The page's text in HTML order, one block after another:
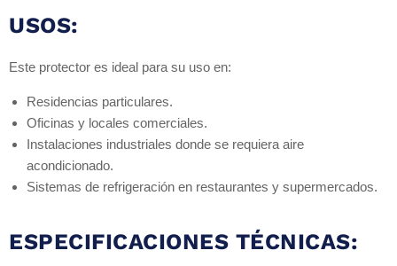
USOS:
Este protector es ideal para su uso en:
Residencias particulares.
Oficinas y locales comerciales.
Instalaciones industriales donde se requiera aire
acondicionado.
Sistemas de refrigeración en restaurantes y supermercados.
ESPECIFICACIONES TÉCNICAS: